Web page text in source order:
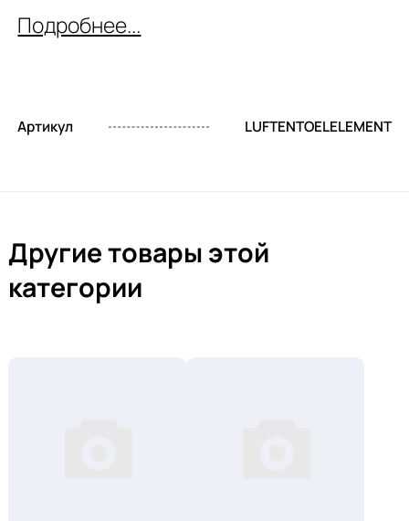
Подробнее...
Артикул LUFTENTOELELEMENT
Другие товары этой
категории